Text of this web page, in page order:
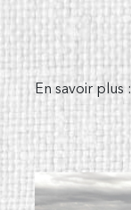
En savoir plus :